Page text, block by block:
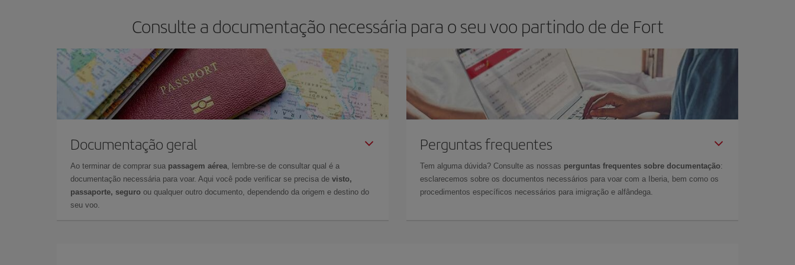
Consulte a documentação necessária para o seu voo partindo de de Fort
Documentação geral
Ao terminar de comprar sua passagem aérea , lembre-se de consultar qual é a
documentação necessária para voar. Aqui você pode verificar se precisa de visto,
passaporte, seguro ou qualquer outro documento, dependendo da origem e destino do
seu voo.
Perguntas frequentes
Tem alguma dúvida? Consulte as nossas perguntas frequentes sobre documentação:
esclarecemos sobre os documentos necessários para voar com a Iberia, bem como os
procedimentos específicos necessários para imigração e alfândega.